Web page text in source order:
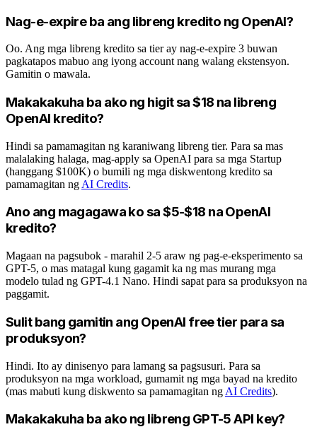
Nag-e-expire ba ang libreng kredito ng OpenAI?
Oo. Ang mga libreng kredito sa tier ay nag-e-expire 3 buwan
pagkatapos mabuo ang iyong account nang walang ekstensyon.
Gamitin o mawala.
Makakakuha ba ako ng higit sa $18 na libreng
OpenAI kredito?
Hindi sa pamamagitan ng karaniwang libreng tier. Para sa mas
malalaking halaga, mag-apply sa OpenAI para sa mga Startup
(hanggang $100K) o bumili ng mga diskwentong kredito sa
pamamagitan ng AI Credits.
Ano ang magagawa ko sa $5-$18 na OpenAI
kredito?
Magaan na pagsubok - marahil 2-5 araw ng pag-e-eksperimento sa
GPT-5, o mas matagal kung gagamit ka ng mas murang mga
modelo tulad ng GPT-4.1 Nano. Hindi sapat para sa produksyon na
paggamit.
Sulit bang gamitin ang OpenAI free tier para sa
produksyon?
Hindi. Ito ay dinisenyo para lamang sa pagsusuri. Para sa
produksyon na mga workload, gumamit ng mga bayad na kredito
(mas mabuti kung diskwento sa pamamagitan ng AI Credits).
Makakakuha ba ako ng libreng GPT-5 API key?